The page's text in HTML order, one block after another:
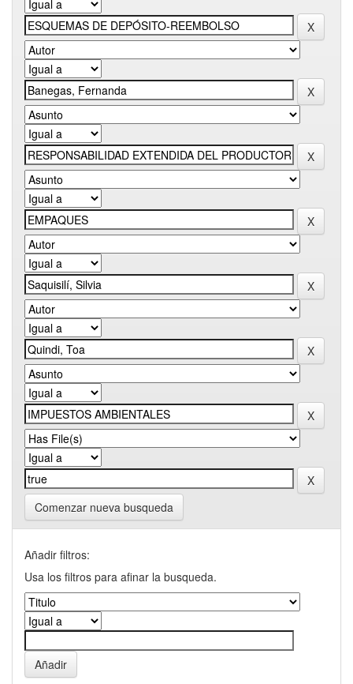
Comenzar nueva busqueda
Añadir filtros:
Usa los filtros para afinar la busqueda.